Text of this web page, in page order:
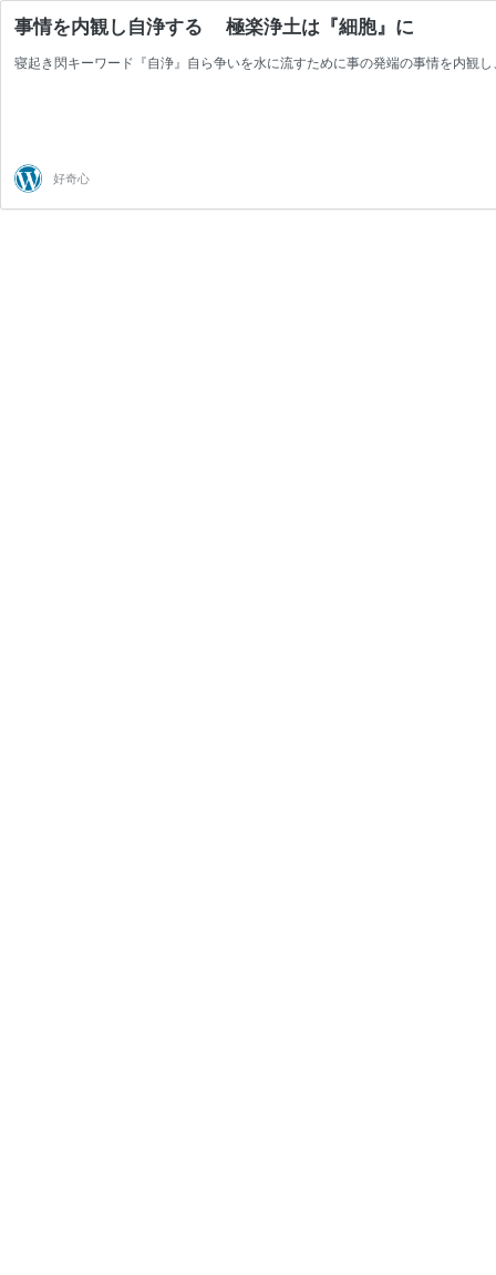
事情を内観し自浄する 極楽浄土は『細胞』に
寝起き閃キーワード『自浄』自ら争いを水に流すために事の発端の事情を内観
好奇心